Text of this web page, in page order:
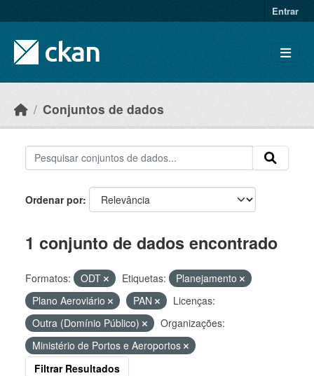
Entrar
Conjuntos de dados
Ordenar por
1 conjunto de dados encontrado
Formatos: ODT Etiquetas:
Planejamento
Plano Aeroviário
PAN
Licenças:
Outra (Domínio Público)
Organizações:
Ministério de Portos e Aeroportos
Filtrar Resultados